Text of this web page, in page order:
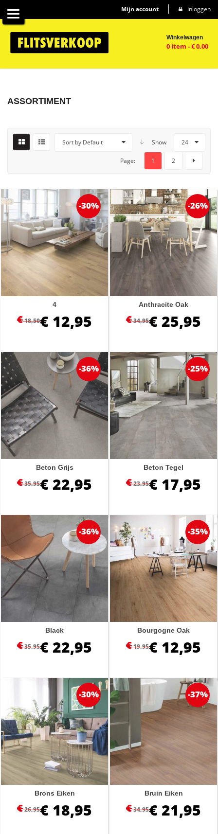
Inloggen
Mijn account
Winkelwagen
0 item -€0,00
ASSORTIMENT
Sort by Default Show 24
Page: 1 2
-30%
4
€18,50€ 12,95
-26%
Anthracite Oak
€34,95€ 25,95
-36%
Beton Grijs
€35,95€ 22,95
-25%
Beton Tegel
€23,95€ 17,95
-36%
Black
€35,95€ 22,95
-35%
Bourgogne Oak
€19,95€ 12,95
-30%
Brons Eiken
€26,95€ 18,95
-37%
Bruin Eiken
€34,95€ 21,95